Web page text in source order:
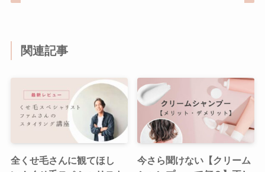
関連記事
全くせ毛さんに観てほし
今さら聞けない【クリーム